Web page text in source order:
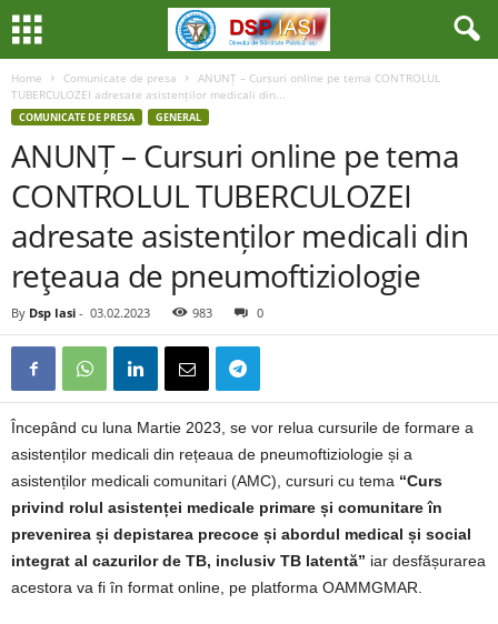
Home Comunicate de presa
ANUNȚ – Cursuri online pe tema CONTROLUL
TUBERCULOZEI adresate asistenților medicali din...
COMUNICATE DE PRESA GENERAL
ANUNȚ – Cursuri online pe tema
CONTROLUL TUBERCULOZEI
adresate asistenților medicali din
reţeaua de pneumoftiziologie
By Dsp Iasi - 03.02.2023 983 0
Începând cu luna Martie 2023, se vor relua cursurile de formare a
asistenților medicali din rețeaua de pneumoftiziologie și a
asistenților medicali comunitari (AMC), cursuri cu tema “Curs
privind rolul asistenței medicale primare și comunitare în
prevenirea și depistarea precoce și abordul medical și social
integrat al cazurilor de TB, inclusiv TB latentă” iar desfășurarea
acestora va fi în format online, pe platforma OAMMGMAR.